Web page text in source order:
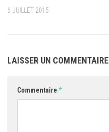
6 JUILLET 2015
LAISSER UN COMMENTAIRE
Commentaire *